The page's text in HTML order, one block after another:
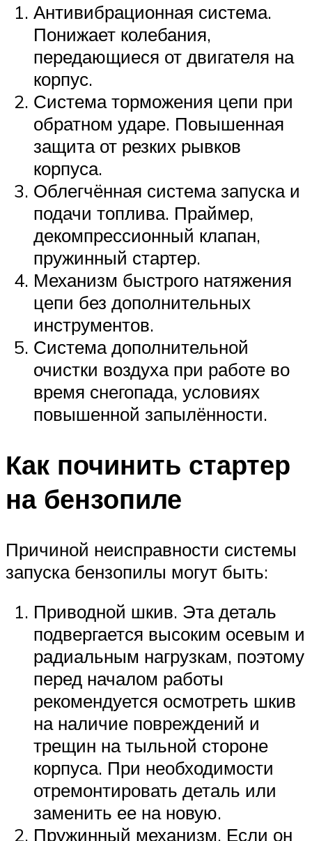
Антивибрационная система.
Понижает колебания,
передающиеся от двигателя на
корпус.
Система торможения цепи при
обратном ударе. Повышенная
защита от резких рывков
корпуса.
Облегчённая система запуска и
подачи топлива. Праймер,
декомпрессионный клапан,
пружинный стартер.
Механизм быстрого натяжения
цепи без дополнительных
инструментов.
Система дополнительной
очистки воздуха при работе во
время снегопада, условиях
повышенной запылённости.
Как починить стартер
на бензопиле
Причиной неисправности системы
запуска бензопилы могут быть:
Приводной шкив. Эта деталь
подвергается высоким осевым и
радиальным нагрузкам, поэтому
перед началом работы
рекомендуется осмотреть шкив
на наличие повреждений и
трещин на тыльной стороне
корпуса. При необходимости
отремонтировать деталь или
заменить ее на новую.
Пружинный механизм. Если он